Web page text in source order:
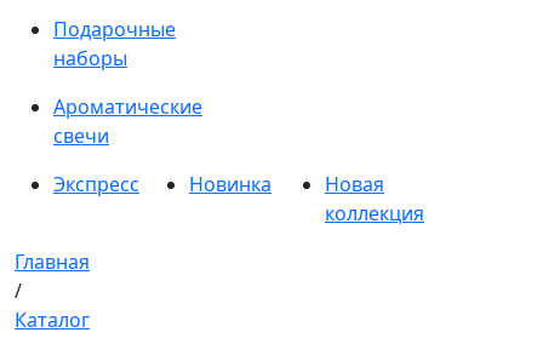
Подарочные
наборы
Ароматические
свечи
Экспресс
Новинка
Новая
коллекция
Главная
/
Каталог